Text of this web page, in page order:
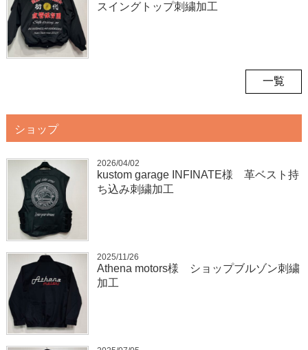
スイングトップ刺繍加工
一覧
ショップ
2026/04/02
kustom garage INFINATE様 革ベスト持
ち込み刺繍加工
2025/11/26
Athena motors様 ショップブルゾン刺繍
加工